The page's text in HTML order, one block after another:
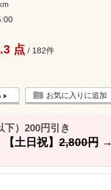
点 / 182件
お気に入りに追加
下）200円引き
土日祝】2,800円→